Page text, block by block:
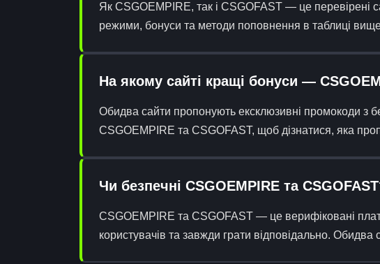
Як CSGOEMPIRE, так і CSGOFAST — це перевірені
режими, бонуси та методи поповнення в таблиці
На якому сайті кращі бонуси —
Обидва сайти пропонують ексклюзивні промокоди з
CSGOEMPIRE та CSGOFAST, щоб дізнатися, яка
Чи безпечні CSGOEMPIRE та
CSGOEMPIRE та CSGOFAST — це верифіковані
користувачів та завжди грати відповідально.